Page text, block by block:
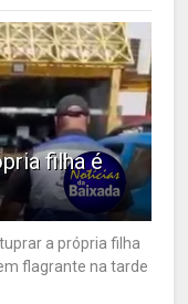
filha é
a própria filha
flagrante na tarde